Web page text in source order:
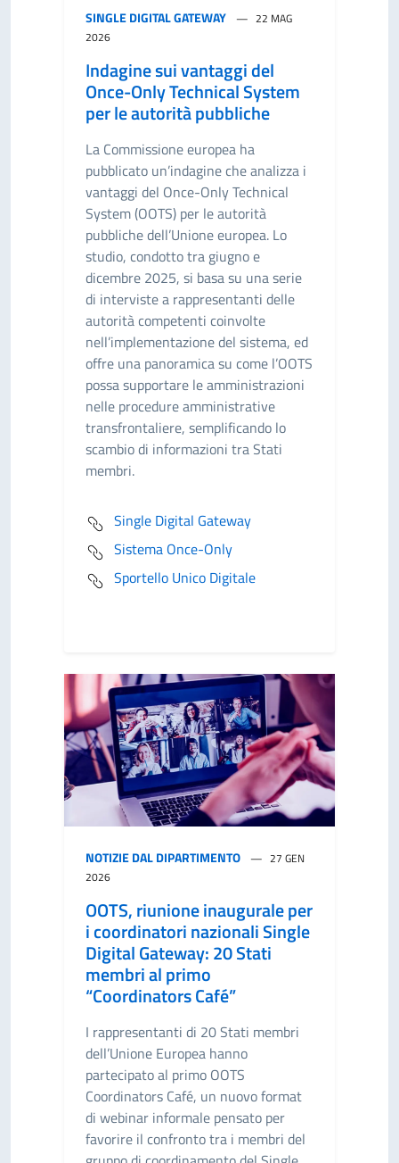
SINGLE DIGITAL GATEWAY
22 MAG
2026
Indagine sui vantaggi del
Once-Only Technical System
per le autorità pubbliche
La Commissione europea ha
pubblicato un’indagine che analizza i
vantaggi del Once-Only Technical
System (OOTS) per le autorità
pubbliche dell’Unione europea. Lo
studio, condotto tra giugno e
dicembre 2025, si basa su una serie
di interviste a rappresentanti delle
autorità competenti coinvolte
nell’implementazione del sistema, ed
offre una panoramica su come l’OOTS
possa supportare le amministrazioni
nelle procedure amministrative
transfrontaliere, semplificando lo
scambio di informazioni tra Stati
membri.
Single Digital Gateway
Sistema Once-Only
Sportello Unico Digitale
NOTIZIE DAL DIPARTIMENTO
27 GEN
2026
OOTS, riunione inaugurale per
i coordinatori nazionali Single
Digital Gateway: 20 Stati
membri al primo
“Coordinators Café”
I rappresentanti di 20 Stati membri
dell’Unione Europea hanno
partecipato al primo OOTS
Coordinators Café, un nuovo format
di webinar informale pensato per
favorire il confronto tra i membri del